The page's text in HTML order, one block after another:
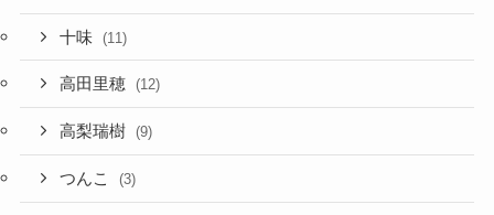
十味 (11)
高田里穂 (12)
高梨瑞樹 (9)
つんこ (3)